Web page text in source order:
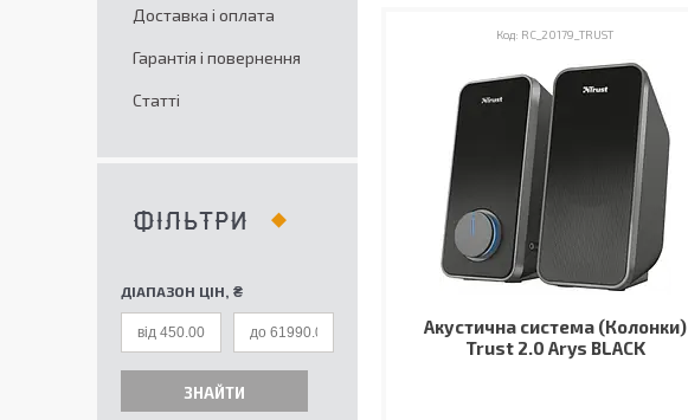
RC_20179_TRUST
Акустична система (Колонки)
Trust 2.0 Arys BLACK
Доставка і оплата
Гарантія і повернення
Статті
ФІЛЬТРИ
ДІАПАЗОН ЦІН, ₴
ЗНАЙТИ